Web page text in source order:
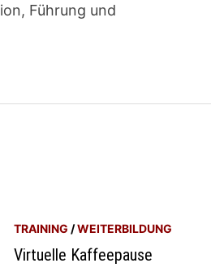
Führung und
TRAINING /WEITERBILDUNG
Virtuelle Kaffeepause